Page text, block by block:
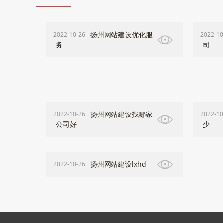
2022-10-26
扬州网站建设优化服
务
2022-
司
2022-10-26
扬州网站建设找哪家
公司好
2022-
少
2022-10-26 扬州网站建设lxhd